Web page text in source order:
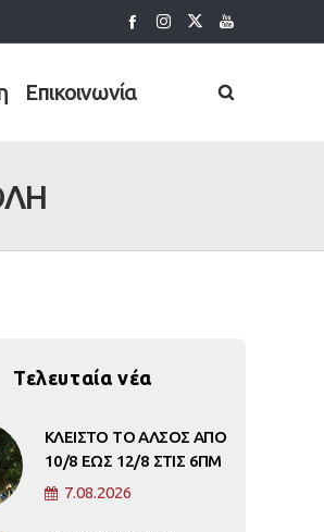
Επικοινωνία
Τελευταία νέα
ΚΛΕΙΣΤΟ ΤΟ ΑΛΣΟΣ ΑΠΟ
10/8 ΕΩΣ 12/8 ΣΤΙΣ 6ΠΜ
7.08.2026